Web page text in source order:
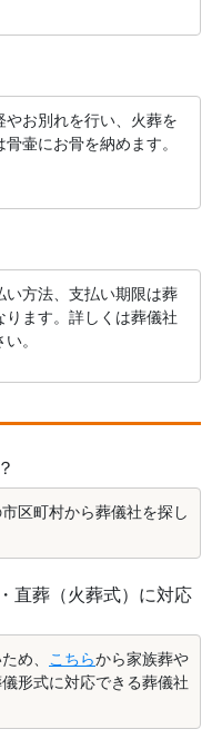
お別れを行い、火葬を
壷にお骨を納めます。
い方法、支払い期限は葬
ます。詳しくは葬儀社
。
区町村から葬儀社を探し
直葬（火葬式）に対応
め、 こちらから家族葬や
形式に対応できる葬儀社